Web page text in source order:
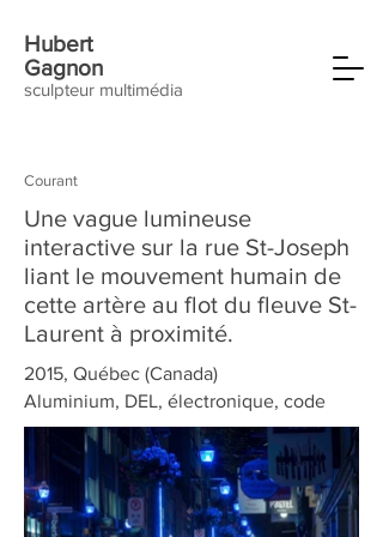
Hubert
Gagnon
sculpteur multimédia
Courant
Une vague lumineuse
interactive sur la rue St-Joseph
liant le mouvement humain de
cette artère au flot du fleuve St-
Laurent à proximité.
2015, Québec (Canada)
Aluminium, DEL, électronique, code